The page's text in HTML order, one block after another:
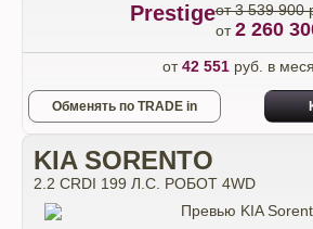
Prestigeот 3 539 900
от2 260
от42 551руб. в
Обменять по TRADE in
KIA SORENTO
2.2 CRDI 199 Л.С. РОБОТ 4WD